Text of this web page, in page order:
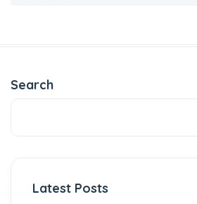
Search
Latest Posts